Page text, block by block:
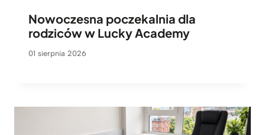
Nowoczesna poczekalnia dla
rodziców w Lucky Academy
01 sierpnia 2026